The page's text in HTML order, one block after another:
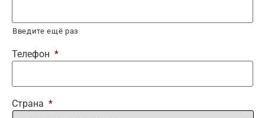
Введите ещё раз
Телефон *
Страна *